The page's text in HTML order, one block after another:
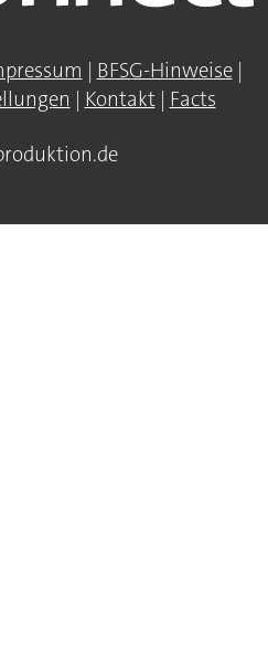
| BFSG-Hinweise|
| Kontakt| Facts